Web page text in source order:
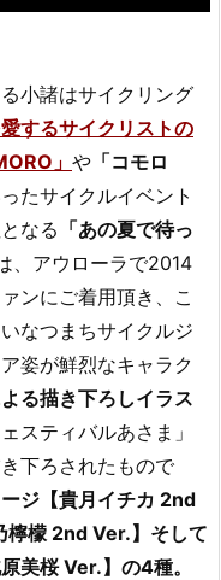
小諸はサイクリング
するサイクリストの
」 や 「コモロ
たサイクルイベント
なる 「あの夏で待っ
、アウローラで2014
ンにご着用頂き、こ
なつまちサイクルジ
姿が鮮烈なキャラク
る描き下ろしイラス
スティバルあさま」
下ろされたもので
ジ【貴月イチカ 2nd
檬 2nd Ver.】そして
美桜 Ver.】の4種。